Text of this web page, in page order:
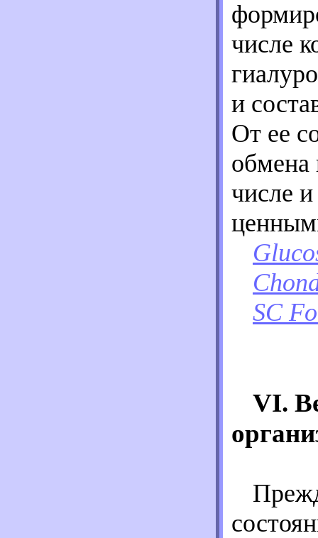
числе
и
От ее
обмена
числе
SC
VI.